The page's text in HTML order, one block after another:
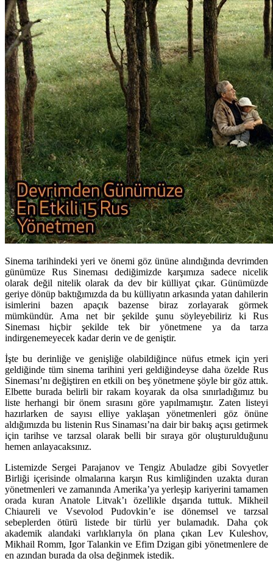
Sinema tarihindeki yeri ve önemi göz ününe alındığında devrimden
günümüze Rus Sineması dediğimizde karşımıza sadece nicelik
olarak değil nitelik olarak da dev bir külliyat çıkar. Günümüzde
geriye dönüp baktığımızda da bu külliyatın arkasında yatan dahilerin
isimlerini bazen apaçık bazense biraz zorlayarak görmek
mümkündür. Ama net bir şekilde şunu söyleyebiliriz ki Rus
Sineması hiçbir şekilde tek bir yönetmene ya da tarza
indirgenemeyecek kadar derin ve de geniştir.
İşte bu derinliğe ve genişliğe olabildiğince nüfus etmek için yeri
geldiğinde tüm sinema tarihini yeri geldiğindeyse daha özelde Rus
Sineması’nı değiştiren en etkili on beş yönetmene şöyle bir göz attık.
Elbette burada belirli bir rakam koyarak da olsa sınırladığımız bu
liste herhangi bir önem sırasını göre yapılmamıştır. Zaten listeyi
hazırlarken de sayısı elliye yaklaşan yönetmenleri göz önüne
aldığımızda bu listenin Rus Sinaması’na dair bir bakış açısı getirmek
için tarihse ve tarzsal olarak belli bir sıraya gör oluşturulduğunu
hemen anlayacaksınız.
Listemizde Sergei Parajanov ve Tengiz Abuladze gibi Sovyetler
Birliği içerisinde olmalarına karşın Rus kimliğinden uzakta duran
yönetmenleri ve zamanında Amerika’ya yerleşip kariyerini tamamen
orada kuran Anatole Litvak’ı özellikle dışarıda tuttuk. Mikheil
Chiaureli ve Vsevolod Pudovkin’e ise dönemsel ve tarzsal
sebeplerden ötürü listede bir türlü yer bulamadık. Daha çok
akademik alandaki varlıklarıyla ön plana çıkan Lev Kuleshov,
Mikhail Romm, Igor Talankin ve Efim Dzigan gibi yönetmenlere de
en azından burada da olsa değinmek istedik.